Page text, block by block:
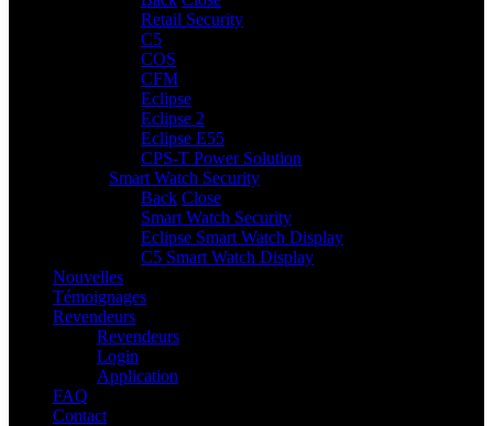
Retail Security
C5
COS
CFM
Eclipse
Eclipse 2
Eclipse E55
CPS-T Power Solution
Smart Watch Security
Back Close
Smart Watch Security
Eclipse Smart Watch Display
C5 Smart Watch Display
Nouvelles
Témoignages
Revendeurs
Revendeurs
Login
Application
FAQ
Contact